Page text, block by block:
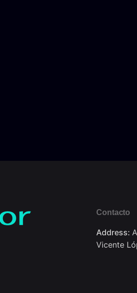
Contacto
Address:
Vicente